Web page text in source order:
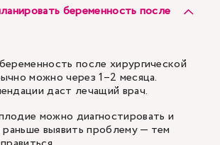
беременность после
после хирургической
можно через 1–2 месяца.
даст лечащий врач.
можно диагностировать и
выявить проблему — тем